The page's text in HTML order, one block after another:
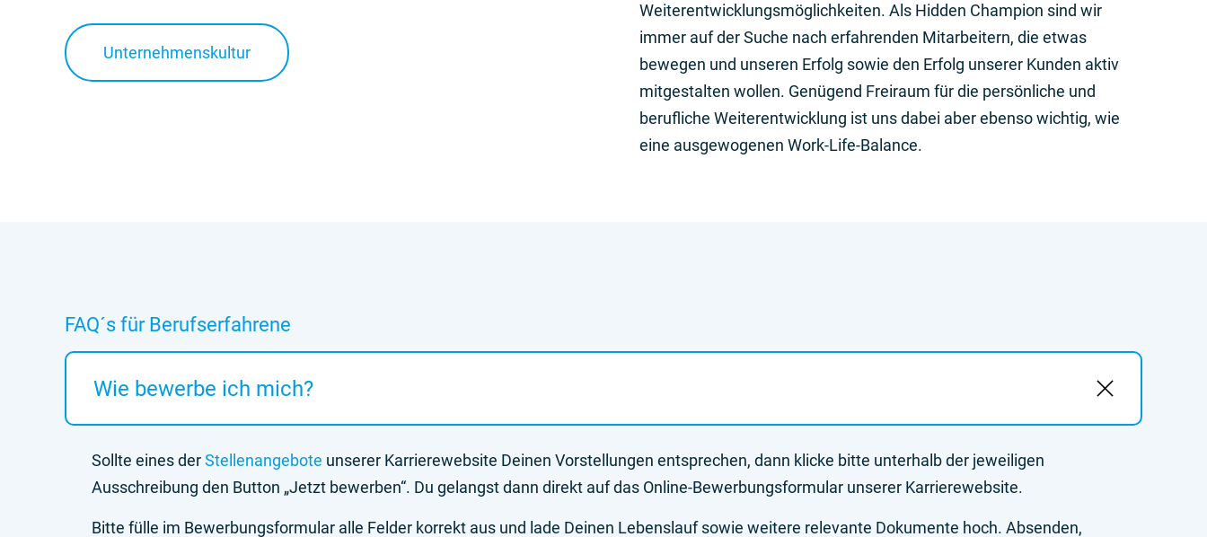
Unternehmenskultur
Weiterentwicklungsmöglichkeiten. Als Hidden Champion sind wir
immer auf der Suche nach erfahrenden Mitarbeitern, die etwas
bewegen und unseren Erfolg sowie den Erfolg unserer Kunden aktiv
mitgestalten wollen. Genügend Freiraum für die persönliche und
berufliche Weiterentwicklung ist uns dabei aber ebenso wichtig, wie
eine ausgewogenen Work-Life-Balance.
FAQ´s für Berufserfahrene
Wie bewerbe ich mich?
Sollte eines derStellenangebote unserer Karrierewebsite Deinen Vorstellungen entsprechen, dann klicke bitte unterhalb der jeweiligen
Ausschreibung den Button „Jetzt bewerben“. Du gelangst dann direkt auf das Online-Bewerbungsformular unserer Karrierewebsite.
Bitte fülle im Bewerbungsformular alle Felder korrekt aus und lade Deinen Lebenslauf sowie weitere relevante Dokumente hoch. Absenden,